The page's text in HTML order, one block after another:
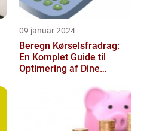
09 januar 2024
Beregn Kørselsfradrag:
En Komplet Guide til
Optimering af Dine